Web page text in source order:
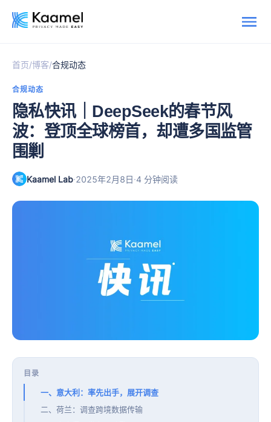
首页/博客/合规动态
合规动态
隐私快讯｜DeepSeek的春节风
波：登顶全球榜首，却遭多国监管
围剿
Kaamel Lab·2025年2月8日·4 分钟阅读
目录
一、意大利：率先出手，展开调查
二、荷兰：调查跨境数据传输